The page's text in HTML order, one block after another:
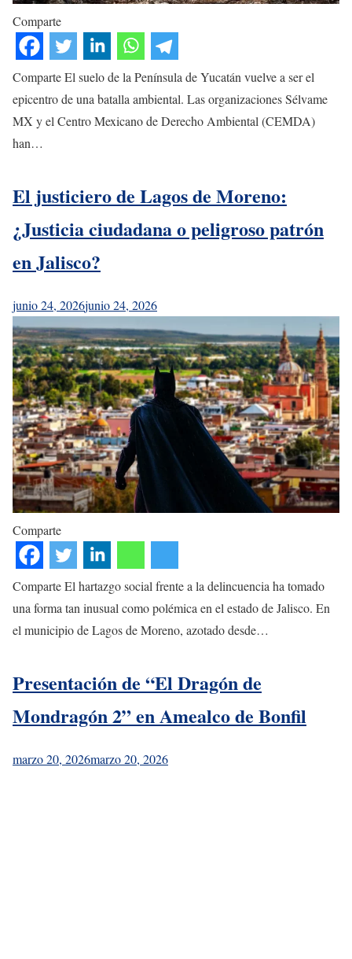
Comparte
Comparte El suelo de la Península de Yucatán vuelve a ser el
epicentro de una batalla ambiental. Las organizaciones Sélvame
MX y el Centro Mexicano de Derecho Ambiental (CEMDA)
han…
El justiciero de Lagos de Moreno:
¿Justicia ciudadana o peligroso patrón
en Jalisco?
junio 24, 2026junio 24, 2026
Comparte
Comparte El hartazgo social frente a la delincuencia ha tomado
una forma tan inusual como polémica en el estado de Jalisco. En
el municipio de Lagos de Moreno, azotado desde…
Presentación de “El Dragón de
Mondragón 2” en Amealco de Bonfil
marzo 20, 2026marzo 20, 2026